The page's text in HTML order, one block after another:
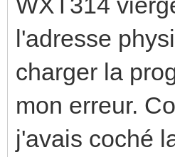
l'adresse
charger la
mon erreur.
j'avais coché